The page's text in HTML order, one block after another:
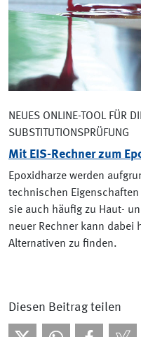
NEUES ONLINE-TOOL FÜR
SUBSTITUTIONSPRÜFUNG
Mit EIS-Rechner zum
Epoxidharze werden
technischen
sie auch häufig zu Haut-
neuer Rechner kann dabei
Alternativen zu finden.
Diesen Beitrag teilen